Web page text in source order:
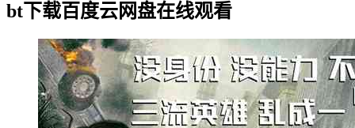
bt下载百度云网盘在线观看